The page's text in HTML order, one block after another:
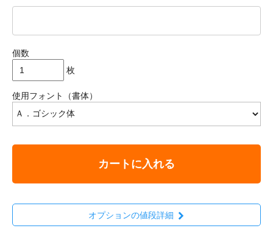
個数
枚
使用フォント（書体）
カートに入れる
オプションの値段詳細